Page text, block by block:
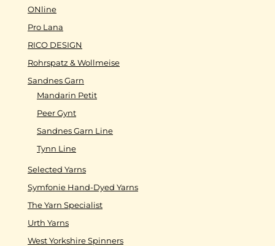
ONline
Pro Lana
RICO DESIGN
Rohrspatz & Wollmeise
Sandnes Garn
Mandarin Petit
Peer Gynt
Sandnes Garn Line
Tynn Line
Selected Yarns
Symfonie Hand-Dyed Yarns
The Yarn Specialist
Urth Yarns
West Yorkshire Spinners